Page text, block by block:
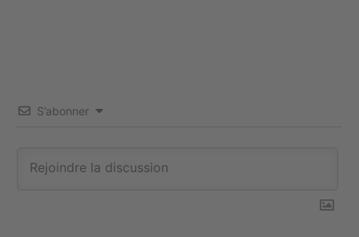
S’abonner